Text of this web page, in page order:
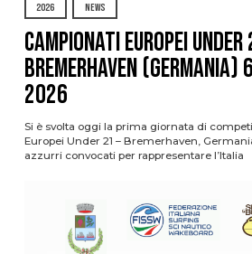
2026 NEWS
Campionati Europei Under
Bremerhaven (Germania)
2026
Si è svolta oggi la prima giornata di
Europei Under 21 – Bremerhaven,
azzurri convocati per rappresentare l’Italia